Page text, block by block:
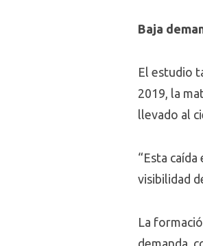
Baja
El estudio
2019, la
llevado al
“Esta
visibilidad
La
demanda,